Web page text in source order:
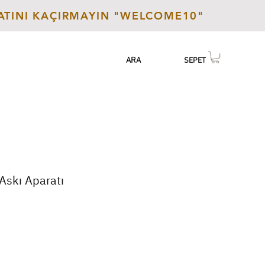
GİRİŞ - YENİ ÜYE TR | TL EN | USD
KAÇIRMAYIN "WELCOME10"
ARA SEPET
Aparatı